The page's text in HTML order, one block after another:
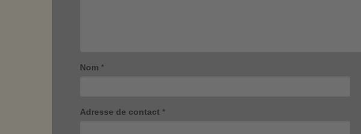
Nom *
Adresse de contact *